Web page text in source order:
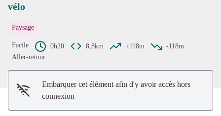
vélo
Paysage
Facile 0h20 8,8km +118m
-118m
Aller-retour
Embarquer cet élément afin d'y avoir accès hors
connexion